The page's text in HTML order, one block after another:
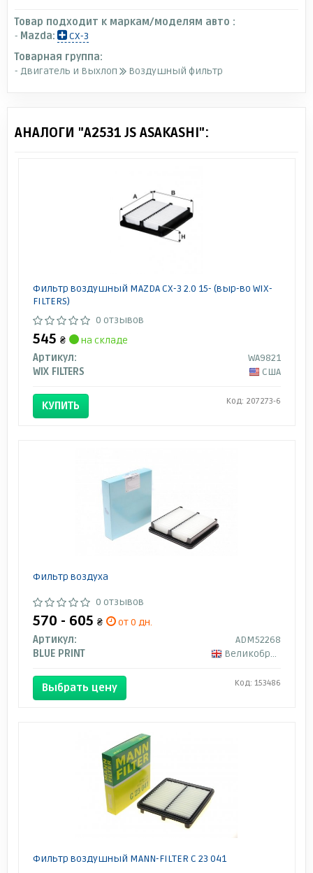
Товар подходит к маркам/моделям авто :
- Mazda:
CX-3
Товарная группа:
- Двигатель и Выхлоп
Воздушный фильтр
АНАЛОГИ "A2531 JS ASAKASHI":
Фильтр воздушный MAZDA CX-3 2.0 15- (выр-во WIX-
FILTERS)
0 отзывов
545 ₴
на складе
Артикул:
WA9821
WIX FILTERS
США
КУПИТЬ Код: 207273-6
Фильтр воздуха
0 отзывов
570 - 605 ₴
от 0 дн.
Артикул:
ADM52268
BLUE PRINT
Великобритания
Выбрать цену Код: 153486
Фильтр воздушный MANN-FILTER C 23 041